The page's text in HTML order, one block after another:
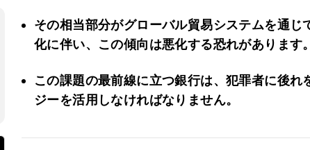
その相当部分がグローバル貿易システムを通じ
化に伴い、この傾向は悪化する恐れがあります。
この課題の最前線に立つ銀行は、犯罪者に後れ
ジーを活用しなければなりません。